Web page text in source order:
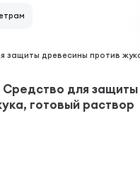
защиты древесины против
для защиты
готовый раствор